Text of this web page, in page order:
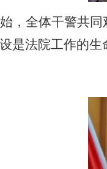
，全体干警共
是法院工作的生